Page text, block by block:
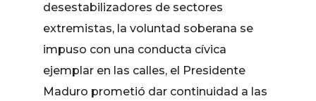
desestabilizadores de sectores
extremistas, la voluntad soberana se
impuso con una conducta cívica
ejemplar en las calles, el Presidente
Maduro prometió dar continuidad a las